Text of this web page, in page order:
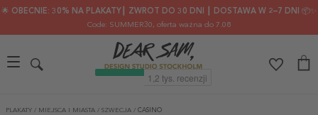
🌟 OBECNIE: 30% NA PLAKATY┃ ZWROT DO 30 DNI ┃ DOSTAWA W 2–7 DNI 📦✨
Code: SUMMER30, oferta ważna do 7.08
PLAKATY / MIEJSCA I MIASTA / SZWECJA / CASINO